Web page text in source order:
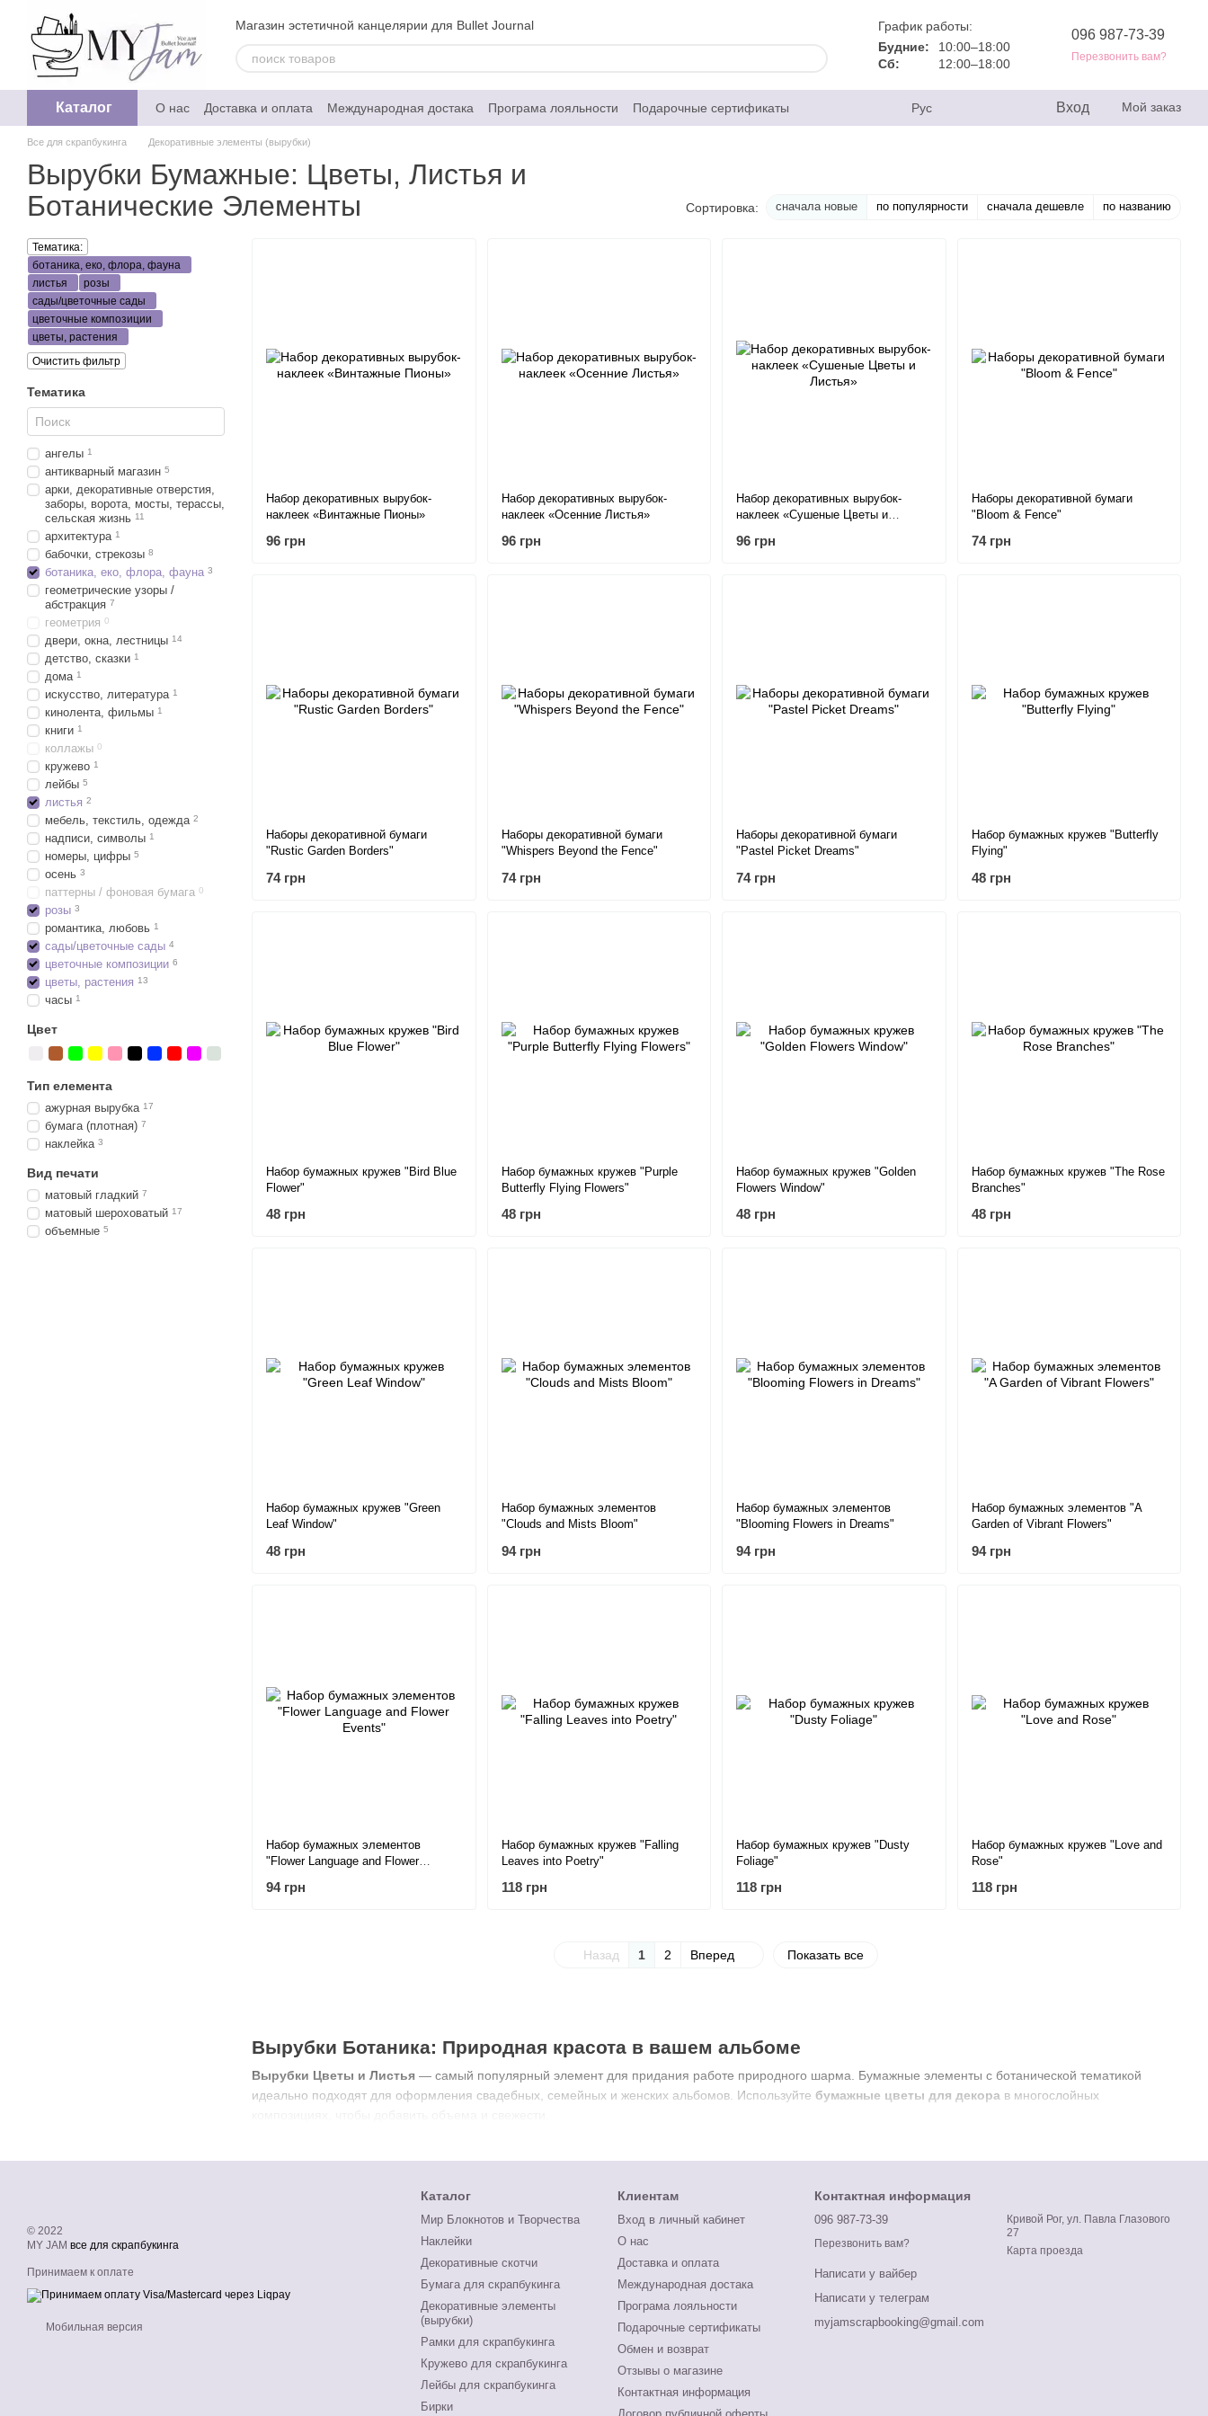
Перейти к основному контенту
Магазин эстетичной канцелярии для Bullet Journal
График работы:
Будние:
10:00–18:00
Сб:
12:00–18:00
096 987-73-39
Перезвонить вам?
Каталог О нас Доставка и оплата Международная достака Програма лояльности
Подарочные сертификаты
Обмен и возврат
Отзывы о магазине Контактная информация
Договор публичной оферты
Политика конфедециальности
Рус Вход Мой заказ
Все для скрапбукинга Декоративные элементы (вырубки)
Вырубки Бумажные: Цветы, Листья и
Ботанические Элементы
Сортировка: сначала новые по популярности сначала дешевле по названию
Вырубки Ботаника: Природная красота в вашем альбоме
Вырубки Цветы и Листья — самый популярный элемент для придания работе природного шарма. Бумажные элементы с ботанической тематикой
идеально подходят для оформления свадебных, семейных и женских альбомов. Используйте бумажные цветы для декора в многослойных
Набор декоративных вырубок-
наклеек «Винтажные Пионы»
96 грн
Набор декоративных вырубок-
наклеек «Осенние Листья»
96 грн
Набор декоративных вырубок-
наклеек «Сушеные Цветы и
96 грн
Наборы декоративной бумаги
"Bloom & Fence"
74 грн
Наборы декоративной бумаги
"Rustic Garden Borders"
74 грн
Наборы декоративной бумаги
"Whispers Beyond the Fence"
74 грн
Наборы декоративной бумаги
"Pastel Picket Dreams"
74 грн
Набор бумажных кружев "Butterfly
Flying"
48 грн
Набор бумажных кружев "Bird Blue
Flower"
48 грн
Набор бумажных кружев "Purple
Butterfly Flying Flowers"
48 грн
Набор бумажных кружев "Golden
Flowers Window"
48 грн
Набор бумажных кружев "The Rose
Branches"
48 грн
Набор бумажных кружев "Green
Leaf Window"
48 грн
Набор бумажных элементов
"Clouds and Mists Bloom"
94 грн
Набор бумажных элементов
"Blooming Flowers in Dreams"
94 грн
Набор бумажных элементов "A
Garden of Vibrant Flowers"
94 грн
Набор бумажных элементов
"Flower Language and Flower
94 грн
Набор бумажных кружев "Falling
Leaves into Poetry"
118 грн
Набор бумажных кружев "Dusty
Foliage"
118 грн
Набор бумажных кружев "Love and
Rose"
118 грн
Назад 1 2 Вперед Показать все
Тематика:
ботаника, еко, флора, фауна
листья
розы
сады/цветочные сады
цветочные композиции
цветы, растения
Очистить фильтр
Тематика
ангелы 1
антикварный магазин 5
арки, декоративные отверстия,
заборы, ворота, мосты, терассы,
сельская жизнь 11
архитектура 1
бабочки, стрекозы 8
ботаника, еко, флора, фауна 3
геометрические узоры /
абстракция 7
геометрия 0
двери, окна, лестницы 14
детство, сказки 1
дома 1
искусство, литература 1
кинолента, фильмы 1
книги 1
коллажы 0
кружево 1
лейбы 5
листья 2
мебель, текстиль, одежда 2
надписи, символы 1
номеры, цифры 5
осень 3
паттерны / фоновая бумага 0
розы 3
романтика, любовь 1
сады/цветочные сады 4
цветочные композиции 6
цветы, растения 13
часы 1
Цвет
Тип елемента
ажурная вырубка 17
бумага (плотная) 7
наклейка 3
Вид печати
матовый гладкий 7
матовый шероховатый 17
объемные 5
© 2022
MY JAM все для скрапбукинга
Принимаем к оплате
Мобильная версия
Каталог
Мир Блокнотов и Творчества
Наклейки
Декоративные скотчи
Бумага для скрапбукинга
Декоративные элементы
(вырубки)
Рамки для скрапбукинга
Кружево для скрапбукинга
Лейбы для скрапбукинга
Бирки
Клиентам
Вход в личный кабинет
О нас
Доставка и оплата
Международная достака
Програма лояльности
Подарочные сертификаты
Обмен и возврат
Отзывы о магазине
Контактная информация
Контактная информация
096 987-73-39
Перезвонить вам?
Написати у вайбер
Написати у телеграм
myjamscrapbooking@gmail.com
Кривой Рог, ул. Павла Глазового
27
Карта проезда